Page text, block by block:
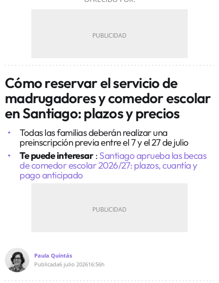
Cómo reservar el servicio de
madrugadores y comedor escolar
en Santiago: plazos y precios
Todas las familias deberán realizar una
preinscripción previa entre el 7 y el 27 de julio
Te puede interesar : Santiago aprueba las becas
de comedor escolar 2026/27: plazos, cuantía y
pago anticipado
Paula Quintás
Publicada6 julio 202616:56h